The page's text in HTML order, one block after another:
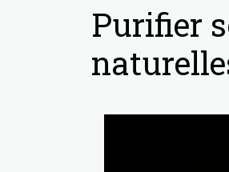
Purifier